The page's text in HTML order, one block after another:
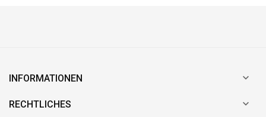
INFORMATIONEN 
RECHTLICHES 